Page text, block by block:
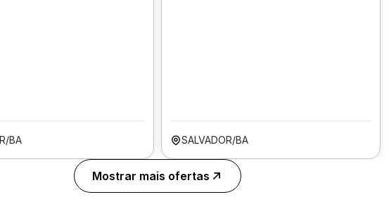
BA SALVADOR/BA
Mostrar mais ofertas